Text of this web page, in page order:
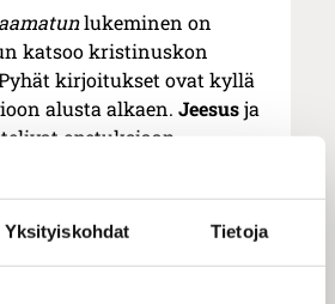
Yksityiskohdat Tietoja
lukeminen on
katsoo kristinuskon
kirjoitukset ovat kyllä
alusta alkaen.Jeesusja
opetuksiaan
Vanhaa
tuntea niiden sisältö aika
Paavalinystävä